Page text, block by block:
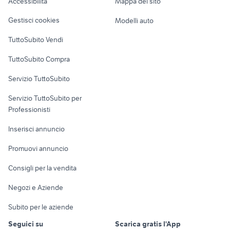
Loft, mansarde e
Informatica
Console e
Fotografia
Telefonia
Gestisci cookies
TuttoSubito Vendi
TuttoSubito Compra
Servizio TuttoSubito
Servizio TuttoSubito per
Professionisti
Inserisci annuncio
Promuovi annuncio
Consigli per la vendita
Negozi e Aziende
Subito per le aziende
Modelli auto
Seguici su Scarica gratis l'App